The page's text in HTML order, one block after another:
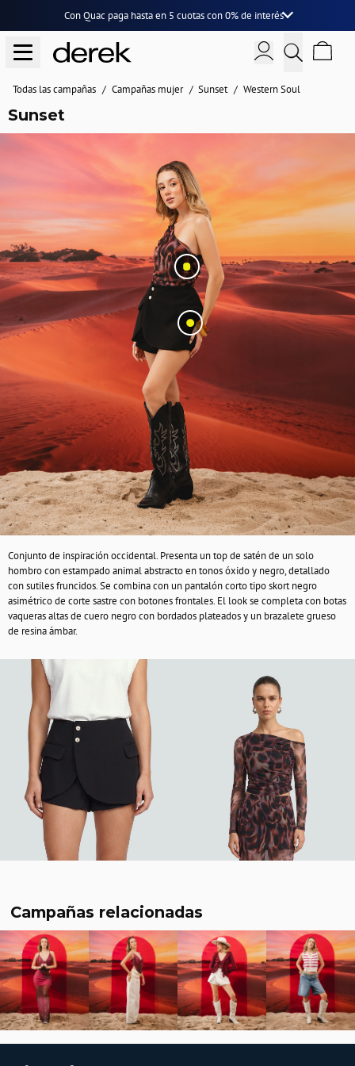
Con Quac paga hasta en 5 cuotascon0% de interés
Todas las campañas Campañas mujer Sunset Western Soul
Sunset
Conjunto de inspiración occidental. Presenta un top de satén de un solo
hombro con estampado animal abstracto en tonos óxido y negro, detallado
con sutiles fruncidos. Se combina con un pantalón corto tipo skort negro
asimétrico de corte sastre con botones frontales. El look se completa con botas
vaqueras altas de cuero negro con bordados plateados y un brazalete grueso
de resina ámbar.
Campañas relacionadas